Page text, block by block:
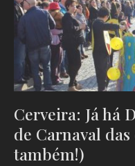
Cerveira: Já há
de Carnaval
também!)